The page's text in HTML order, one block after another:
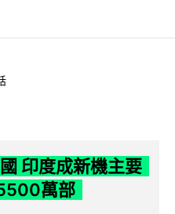
印度成新機主要
萬部